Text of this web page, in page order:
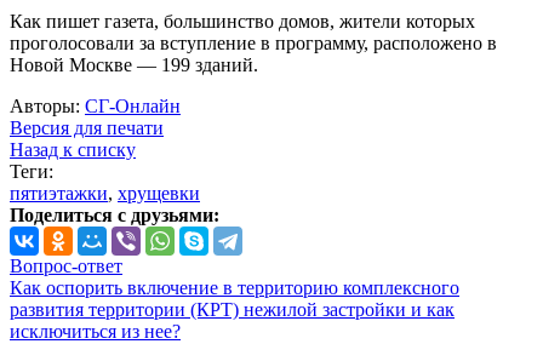
Как пишет газета, большинство домов, жители которых
проголосовали за вступление в программу, расположено в
Новой Москве — 199 зданий.
Авторы: СГ-Онлайн
Версия для печати
Назад к списку
Теги:
пятиэтажки, хрущевки
Поделиться с друзьями:
Вопрос-ответ
Как оспорить включение в территорию комплексного
развития территории (КРТ) нежилой застройки и как
исключиться из нее?